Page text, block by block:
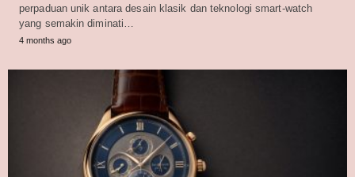
perpaduan unik antara desain klasik dan teknologi smart-watch
yang semakin diminati…
4 months ago